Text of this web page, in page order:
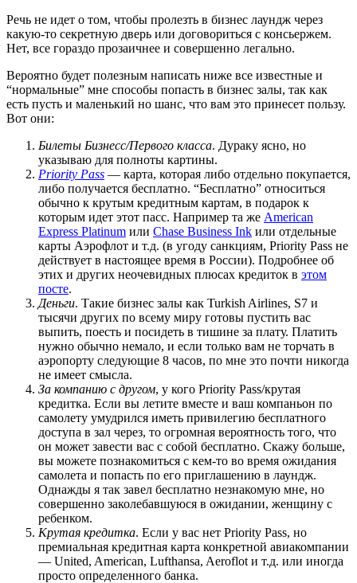
Речь не идет о том, чтобы пролезть в бизнес лаундж через
какую-то секретную дверь или договориться с консьержем.
Нет, все гораздо прозаичнее и совершенно легально.
Вероятно будет полезным написать ниже все известные и
“нормальные” мне способы попасть в бизнес залы, так как
есть пусть и маленький но шанс, что вам это принесет пользу.
Вот они:
Билеты Бизнесс/Первого класса. Дураку ясно, но
указываю для полноты картины.
Priority Pass — карта, которая либо отдельно покупается,
либо получается бесплатно. “Бесплатно” относиться
обычно к крутым кредитным картам, в подарок к
которым идет этот пасс. Например та же American
Express Platinum или Chase Business Ink или отдельные
карты Аэрофлот и т.д. (в угоду санкциям, Priority Pass не
действует в настоящее время в России). Подробнее об
этих и других неочевидных плюсах кредиток в этом
посте.
Деньги. Такие бизнес залы как Turkish Airlines, S7 и
тысячи других по всему миру готовы пустить вас
выпить, поесть и посидеть в тишине за плату. Платить
нужно обычно немало, и если только вам не торчать в
аэропорту следующие 8 часов, по мне это почти никогда
не имеет смысла.
За компанию с другом, у кого Priority Pass/крутая
кредитка. Если вы летите вместе и ваш компаньон по
самолету умудрился иметь привилегию бесплатного
доступа в зал через, то огромная вероятность того, что
он может завести вас с собой бесплатно. Скажу больше,
вы можете познакомиться с кем-то во время ожидания
самолета и попасть по его приглашению в лаундж.
Однажды я так завел бесплатно незнакомую мне, но
совершенно заколебавшуюся в ожидании, женщину с
ребенком.
Крутая кредитка. Если у вас нет Priority Pass, но
премиальная кредитная карта конкретной авиакомпании
— United, American, Lufthansa, Aeroflot и т.д. или иногда
просто определенного банка.